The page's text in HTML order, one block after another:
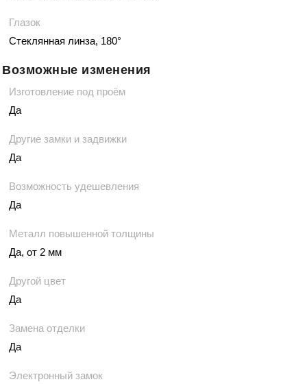
Глазок
Стеклянная линза, 180°
Возможные изменения
Изготовление под проём
Да
Другие замки и задвижки
Да
Возможность удешевления
Да
Металл повышенной толщины
Да, от 2 мм
Другой цвет
Да
Замена отделки
Да
Электронный замок